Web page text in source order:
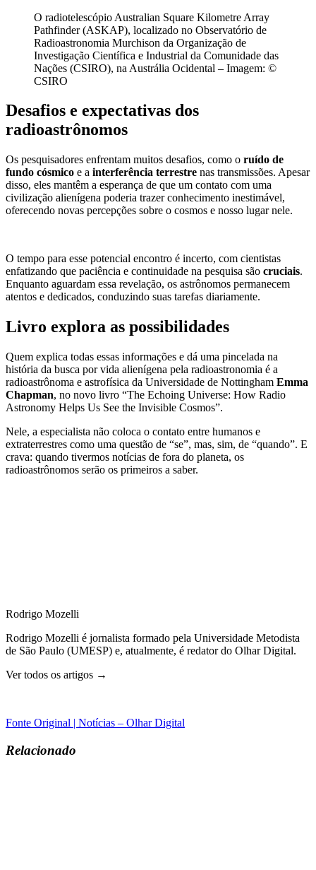
O radiotelescópio Australian Square Kilometre Array
Pathfinder (ASKAP), localizado no Observatório de
Radioastronomia Murchison da Organização de
Investigação Científica e Industrial da Comunidade das
Nações (CSIRO), na Austrália Ocidental – Imagem: ©
CSIRO
Desafios e expectativas dos
radioastrônomos
Os pesquisadores enfrentam muitos desafios, como o ruído de
fundo cósmico e a interferência terrestre nas transmissões. Apesar
disso, eles mantêm a esperança de que um contato com uma
civilização alienígena poderia trazer conhecimento inestimável,
oferecendo novas percepções sobre o cosmos e nosso lugar nele.
O tempo para esse potencial encontro é incerto, com cientistas
enfatizando que paciência e continuidade na pesquisa são cruciais.
Enquanto aguardam essa revelação, os astrônomos permanecem
atentos e dedicados, conduzindo suas tarefas diariamente.
Livro explora as possibilidades
Quem explica todas essas informações e dá uma pincelada na
história da busca por vida alienígena pela radioastronomia é a
radioastrônoma e astrofísica da Universidade de Nottingham Emma
Chapman, no novo livro “The Echoing Universe: How Radio
Astronomy Helps Us See the Invisible Cosmos”.
Nele, a especialista não coloca o contato entre humanos e
extraterrestres como uma questão de “se”, mas, sim, de “quando”. E
crava: quando tivermos notícias de fora do planeta, os
radioastrônomos serão os primeiros a saber.
Rodrigo Mozelli
Rodrigo Mozelli é jornalista formado pela Universidade Metodista
de São Paulo (UMESP) e, atualmente, é redator do Olhar Digital.
Ver todos os artigos →
Fonte Original | Notícias – Olhar Digital
Relacionado